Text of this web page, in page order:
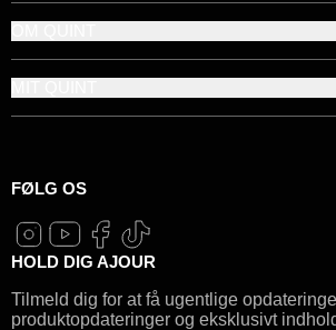
FØLG OS
HOLD DIG AJOUR
Tilmeld dig for at få ugentlige
produktopdateringer og eksklusivt